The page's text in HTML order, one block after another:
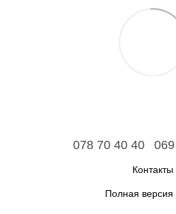
078 70 40 40
Контакты
Полная версия